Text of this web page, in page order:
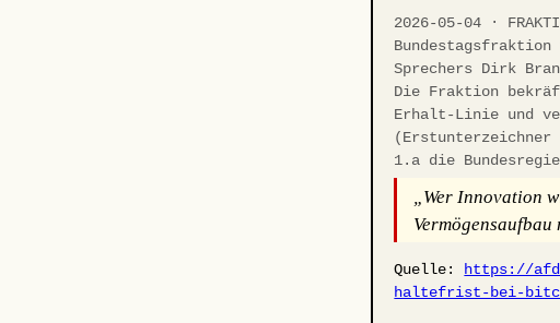
2026-05-04 ·
Sprechers Dirk
Die Fraktion
Erhalt-Linie und
(Erstunterzeichner
1.a die
„Wer Innovation
Quelle:
https://
haltefrist-bei-